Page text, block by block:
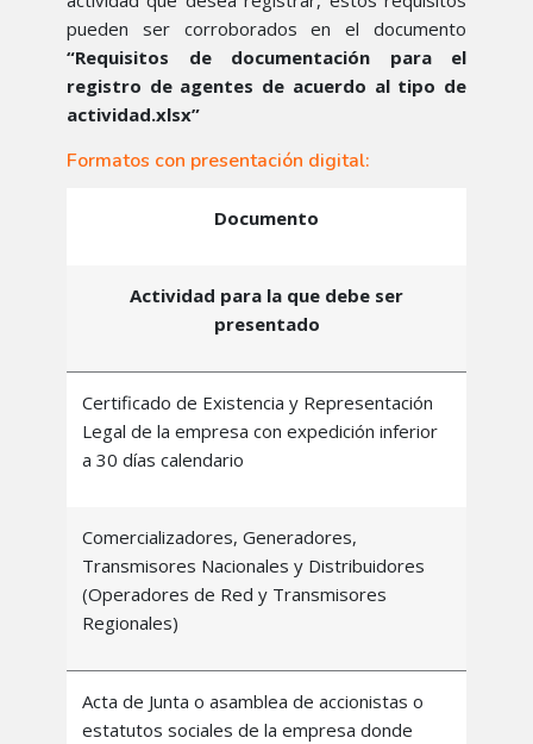
pueden ser corroborados en el documento
“Requisitos de documentación para el
registro de agentes de acuerdo al tipo de
actividad.xlsx”
Formatos con presentación digital:
Documento
Actividad para la que debe ser
presentado
Certificado de Existencia y Representación
Legal de la empresa con expedición inferior
a 30 días calendario
Comercializadores, Generadores,
Transmisores Nacionales y Distribuidores
(Operadores de Red y Transmisores
Regionales)
Acta de Junta o asamblea de accionistas o
estatutos sociales de la empresa donde